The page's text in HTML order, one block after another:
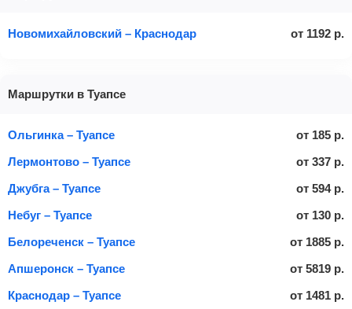
Новомихайловский – Краснодар от 1192 р.
Маршрутки в Туапсе
Ольгинка – Туапсе от 185 р.
Лермонтово – Туапсе
от 337 р.
Джубга – Туапсе
от 594 р.
Небуг – Туапсе
от 130 р.
Белореченск – Туапсе
от 1885 р.
Апшеронск – Туапсе
от 5819 р.
Краснодар – Туапсе
от 1481 р.